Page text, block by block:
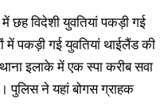
छह विदेशी युवतियां पकड़ी गई
में पकड़ी गई युवतियां थाईलैंड की
इलाके में एक स्पा करीब सवा
पुलिस ने यहां बोगस ग्राहक